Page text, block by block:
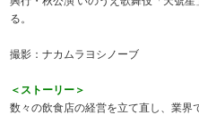
る。
撮影：ナカムラヨシノーブ
＜ストーリー＞
数々の飲食店の経営を立て直し、業界